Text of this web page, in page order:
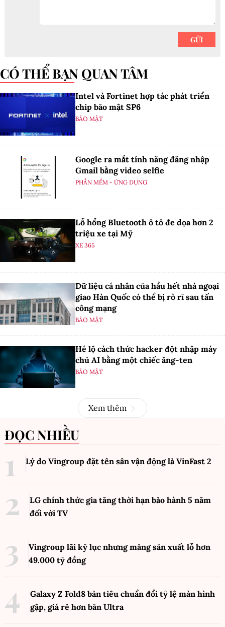
CÓ THỂ BẠN QUAN TÂM
Intel và Fortinet hợp tác phát triển
chip bảo mật SP6
BẢO MẬT
Google ra mắt tính năng đăng nhập
Gmail bằng video selfie
PHẦN MỀM - ỨNG DỤNG
Lỗ hổng Bluetooth ô tô đe dọa hơn 2
triệu xe tại Mỹ
XE 365
Dữ liệu cá nhân của hầu hết nhà ngoại
giao Hàn Quốc có thể bị rò rỉ sau tấn
công mạng
BẢO MẬT
Hé lộ cách thức hacker đột nhập máy
chủ AI bằng một chiếc ăng-ten
BẢO MẬT
Xem thêm
ĐỌC NHIỀU
Lý do Vingroup đặt tên sân vận động là VinFast 2
LG chính thức gia tăng thời hạn bảo hành 5 năm
đối với TV
Vingroup lãi kỷ lục nhưng mảng sản xuất lỗ hơn
49.000 tỷ đồng
Galaxy Z Fold8 bản tiêu chuẩn đổi tỷ lệ màn hình
gập, giá rẻ hơn bản Ultra